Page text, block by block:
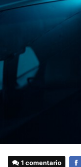
1 comentario